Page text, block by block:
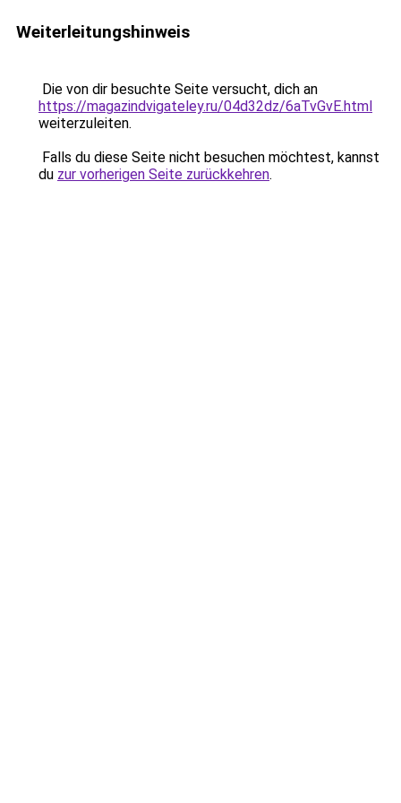
Weiterleitungshinweis
Die von dir besuchte Seite versucht, dich an
https://magazindvigateley.ru/04d32dz/6aTvGvE.html
weiterzuleiten.
Falls du diese Seite nicht besuchen möchtest, kannst
du zur vorherigen Seite zurückkehren.